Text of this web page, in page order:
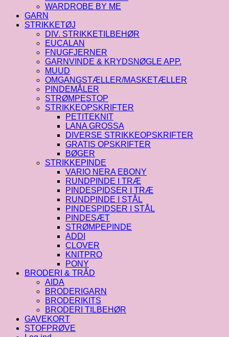
WARDROBE BY ME
GARN
STRIKKETØJ
DIV. STRIKKETILBEHØR
EUCALAN
FNUGFJERNER
GARNVINDE & KRYDSNØGLE APP.
MUUD
OMGANGSTÆLLER/MASKETÆLLER
PINDEMÅLER
STRØMPESTOP
STRIKKEOPSKRIFTER
PETITEKNIT
LANA GROSSA
DIVERSE STRIKKEOPSKRIFTER
GRATIS OPSKRIFTER
BØGER
STRIKKEPINDE
VARIO NERA EBONY
RUNDPINDE I TRÆ
PINDESPIDSER I TRÆ
RUNDPINDE I STÅL
PINDESPIDSER I STÅL
PINDESÆT
STRØMPEPINDE
ADDI
CLOVER
KNITPRO
PONY
BRODERI & TRÅD
AIDA
BRODERIGARN
BRODERIKITS
BRODERI TILBEHØR
GAVEKORT
STOFPRØVE